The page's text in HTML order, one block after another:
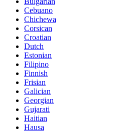
Cebuano
Chichewa
Corsican
Croatian
Dutch
Estonian
Filipino
Finnish
Frisian
Galician
Georgian
Gujarati
Haitian
Hausa